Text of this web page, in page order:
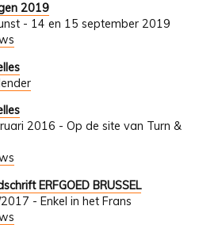
2019
- 14 en 15 september 2019
2016 - Op de site van Turn &
ERFGOED BRUSSEL
- Enkel in het Frans